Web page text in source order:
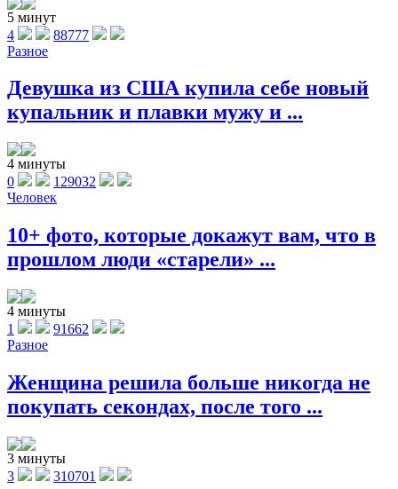
5 минут
4
88777
Разное
Девушка из США купила себе новый
купальник и плавки мужу и ...
4 минуты
0
129032
Человек
10+ фото, которые докажут вам, что в
прошлом люди «старели» ...
4 минуты
1
91662
Разное
Женщина решила больше никогда не
покупать секондах, после того ...
3 минуты
3
310701